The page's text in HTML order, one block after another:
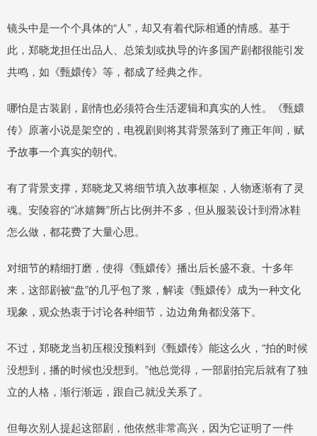
镜头中是一个个具体的“人”，却又有着代际相通的情感。基于
此，郑晓龙担任出品人、总策划或执导的许多国产剧都很能引发
共鸣，如《甄嬛传》等，都成了经典之作。
哪怕是古装剧，剧情也必须符合生活逻辑和真实的人性。《甄嬛
传》原著小说是架空的，电视剧则将其背景落到了雍正年间，赋
予故事一个真实的朝代。
有了背景支撑，郑晓龙又将细节填入故事框架，人物逐渐有了灵
魂。安陵容的“冰嬉舞”所占比例并不多，但从服装设计到滑冰鞋
怎么做，都花费了大量心思。
对细节的精细打磨，使得《甄嬛传》播出后长盛不衰。十多年
来，这部剧被“盘”的几乎包了浆，解读《甄嬛传》成为一种文化
现象，观众热衷于讨论各种细节，边边角角都没落下。
不过，郑晓龙当初压根没预料到《甄嬛传》能这么火，“拍的时候
没想到，播的时候也没想到。”他总觉得，一部剧拍完后就有了独
立的人格，渐行渐远，跟自己就没关系了。
但每次别人提起这部剧，他依然非常高兴，因为它证明了一件